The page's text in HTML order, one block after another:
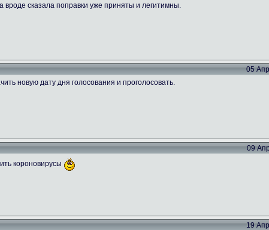
сказала поправки уже приняты и легитимны.
05
новую дату дня голосования и проголосовать.
09
короновирусы
19